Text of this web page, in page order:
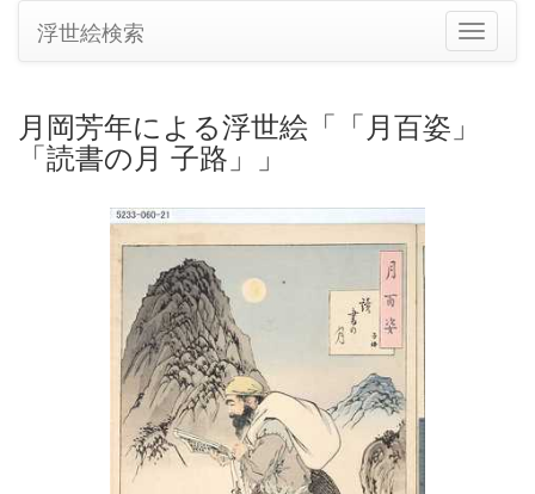
ナ
ビ
浮世絵検索
月岡芳年による浮世絵「「月百姿」
「読書の月 子路」」